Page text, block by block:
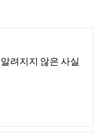
려지지 않은 사실